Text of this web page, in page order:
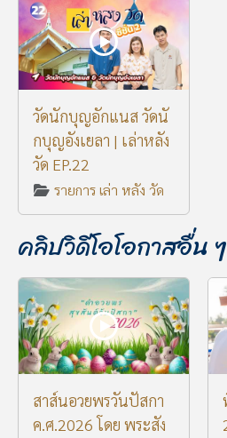
วัดนักบุญอักแนส วัดนั
กบุญอังเยลา | เล่าหลัง
วัด EP.22
รายการ เล่า หลัง วัด
คลิปวิดีโอโอกาสอื่น ๆ
สาส์นอวยพรวันปัสกา
ค.ศ.2026 โดย พระสัง